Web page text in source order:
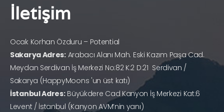
İletişim
Ocak Korhan Özduru – Potential
Sakarya Adres:Arabacı Alanı Mah. Eski Kazım Paşa Cad.
Meydan Serdivan İş Merkezi No:82 K:2 D:21 Serdivan /
Sakarya (HappyMoons 'un üst katı)
İstanbul Adres:Büyükdere Cad Kanyon İş Merkezi Kat:6
Levent / İstanbul (Kanyon AVM’nin yanı)